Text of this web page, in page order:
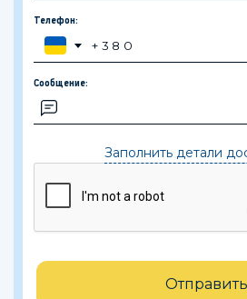
Телефон:
Сообщение:
Заполнить детали
Отправить